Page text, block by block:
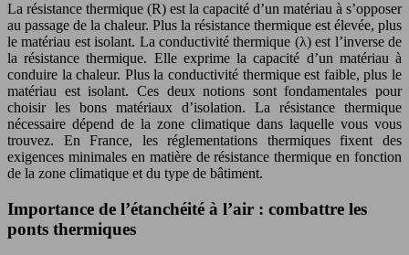
La résistance thermique (R) est la capacité d’un matériau à s’opposer
au passage de la chaleur. Plus la résistance thermique est élevée, plus
le matériau est isolant. La conductivité thermique (λ) est l’inverse de
la résistance thermique. Elle exprime la capacité d’un matériau à
conduire la chaleur. Plus la conductivité thermique est faible, plus le
matériau est isolant. Ces deux notions sont fondamentales pour
choisir les bons matériaux d’isolation. La résistance thermique
nécessaire dépend de la zone climatique dans laquelle vous vous
trouvez. En France, les réglementations thermiques fixent des
exigences minimales en matière de résistance thermique en fonction
de la zone climatique et du type de bâtiment.
Importance de l’étanchéité à l’air : combattre les
ponts thermiques